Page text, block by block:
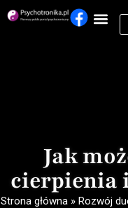
Jak
cierpienia
Strona główna » Rozwój